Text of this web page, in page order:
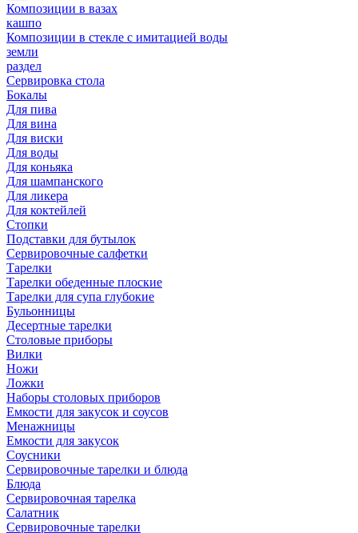
Композиции в вазах
кашпо
Композиции в стекле с имитацией воды
земли
раздел
Сервировка стола
Бокалы
Для пива
Для вина
Для виски
Для воды
Для коньяка
Для шампанского
Для ликера
Для коктейлей
Стопки
Подставки для бутылок
Сервировочные салфетки
Тарелки
Тарелки обеденные плоские
Тарелки для супа глубокие
Бульонницы
Десертные тарелки
Столовые приборы
Вилки
Ножи
Ложки
Наборы столовых приборов
Емкости для закусок и соусов
Менажницы
Емкости для закусок
Соусники
Сервировочные тарелки и блюда
Блюда
Сервировочная тарелка
Салатник
Сервировочные тарелки